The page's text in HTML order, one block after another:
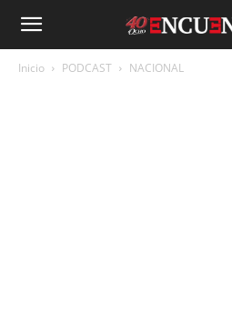
Inicio PODCAST NACIONAL